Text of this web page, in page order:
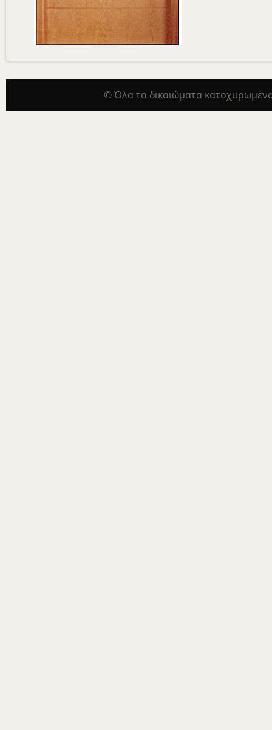
© Όλα τα δικαιώματα